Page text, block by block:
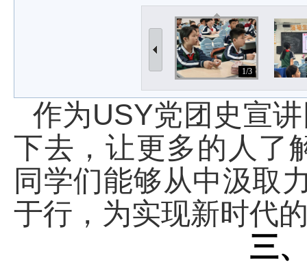
1/3
作为USY党团史宣
下去，让更多的人了
同学们能够从中汲取
于行，为实现新时代
三